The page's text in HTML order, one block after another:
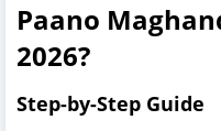
Paano
2026?
Step-by-Step Guide